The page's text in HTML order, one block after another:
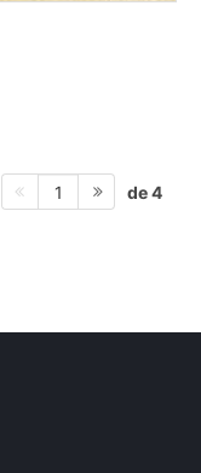
1 de 4